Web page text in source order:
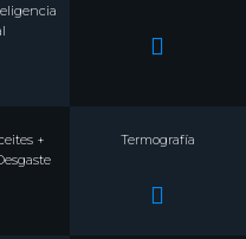
+
Termografía